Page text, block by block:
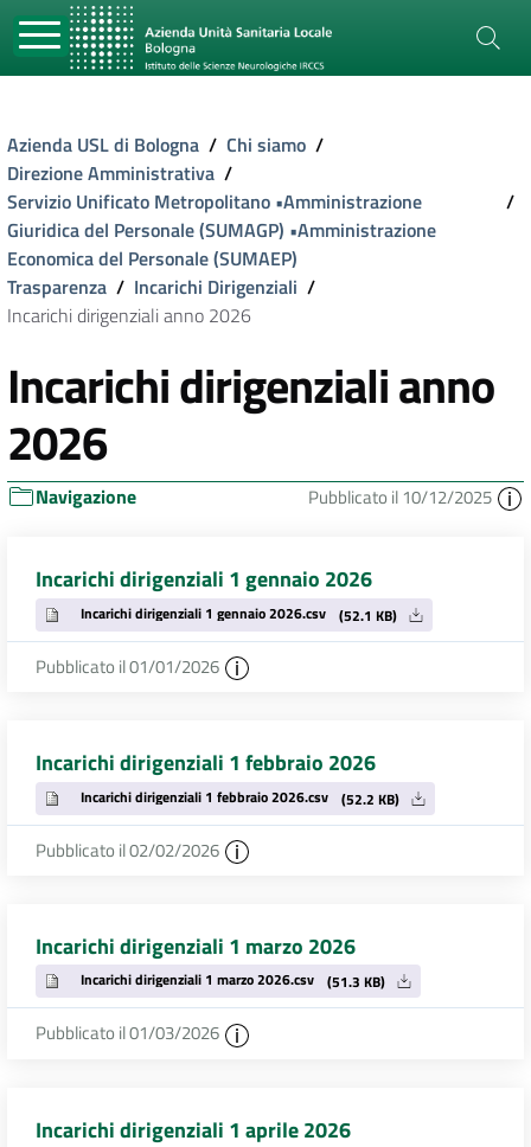
Azienda USL di Bologna / Chi siamo /
Direzione Amministrativa /
Servizio Unificato Metropolitano •Amministrazione
Giuridica del Personale (SUMAGP) •Amministrazione
Economica del Personale (SUMAEP)
/
Trasparenza / Incarichi Dirigenziali /
Incarichi dirigenziali anno 2026
Incarichi dirigenziali anno
2026
Navigazione Pubblicato il 10/12/2025
Incarichi dirigenziali 1 gennaio 2026
Incarichi dirigenziali 1 gennaio 2026.csv (52.1 KB)
Pubblicato il 01/01/2026
Incarichi dirigenziali 1 febbraio 2026
Incarichi dirigenziali 1 febbraio 2026.csv (52.2 KB)
Pubblicato il 02/02/2026
Incarichi dirigenziali 1 marzo 2026
Incarichi dirigenziali 1 marzo 2026.csv (51.3 KB)
Pubblicato il 01/03/2026
Incarichi dirigenziali 1 aprile 2026